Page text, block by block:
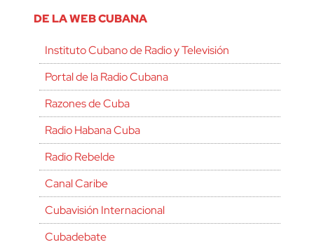
DE LA WEB CUBANA
Instituto Cubano de Radio y Televisión
Portal de la Radio Cubana
Razones de Cuba
Radio Habana Cuba
Radio Rebelde
Canal Caribe
Cubavisión Internacional
Cubadebate